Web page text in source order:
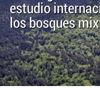
estudio
los bosques